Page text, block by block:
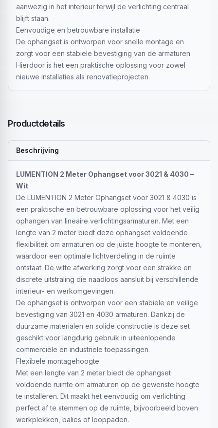
aanwezig in het interieur terwijl de verlichting centraal
blijft staan.
Eenvoudige en betrouwbare installatie
De ophangset is ontworpen voor snelle montage en
zorgt voor een stabiele bevestiging van de armaturen.
Hierdoor is het een praktische oplossing voor zowel
nieuwe installaties als renovatieprojecten.
Productdetails
Beschrijving
LUMENTION 2 Meter Ophangset voor 3021 & 4030 –
Wit
De LUMENTION 2 Meter Ophangset voor 3021 & 4030 is
een praktische en betrouwbare oplossing voor het veilig
ophangen van lineaire verlichtingsarmaturen. Met een
lengte van 2 meter biedt deze ophangset voldoende
flexibiliteit om armaturen op de juiste hoogte te monteren,
waardoor een optimale lichtverdeling in de ruimte
ontstaat. De witte afwerking zorgt voor een strakke en
discrete uitstraling die naadloos aansluit bij verschillende
interieur- en werkomgevingen.
De ophangset is ontworpen voor een stabiele en veilige
bevestiging van 3021 en 4030 armaturen. Dankzij de
duurzame materialen en solide constructie is deze set
geschikt voor langdurig gebruik in uiteenlopende
commerciële en industriële toepassingen.
Flexibele montagehoogte
Met een lengte van 2 meter biedt de ophangset
voldoende ruimte om armaturen op de gewenste hoogte
te installeren. Dit maakt het eenvoudig om verlichting
perfect af te stemmen op de ruimte, bijvoorbeeld boven
werkplekken, balies of looppaden.